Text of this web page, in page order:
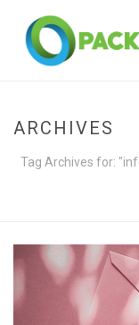
ARCHIVES
Tag Archives for: